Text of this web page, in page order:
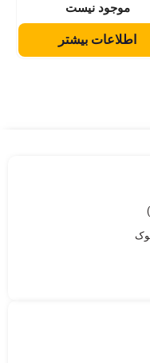
موجود نیست
اطلاعات بیشتر